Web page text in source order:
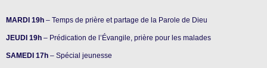
MARDI 19h – Temps de prière et partage de la Parole de Dieu
JEUDI 19h – Prédication de l’Évangile, prière pour les malades
SAMEDI 17h – Spécial jeunesse